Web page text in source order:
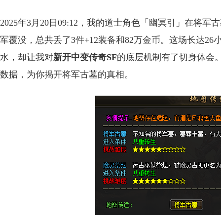
2025年3月20日09:12，我的道士角色「幽冥引」在将
军覆没，总共丢了3件+12装备和82万金币。这场长达26
水，却让我对新开中变传奇SF的底层机制有了切身体会
数据，为你揭开将军古墓的真相。